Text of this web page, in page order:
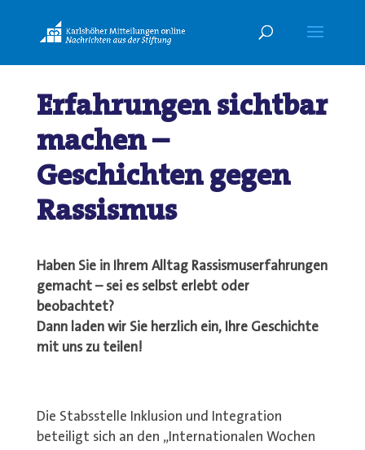
Erfahrungen sichtbar
machen –
Geschichten gegen
Rassismus
Haben Sie in Ihrem Alltag Rassismuserfahrungen
gemacht – sei es selbst erlebt oder
beobachtet?
Dann laden wir Sie herzlich ein, Ihre Geschichte
mit uns zu teilen!
Die Stabsstelle Inklusion und Integration
beteiligt sich an den „Internationalen Wochen